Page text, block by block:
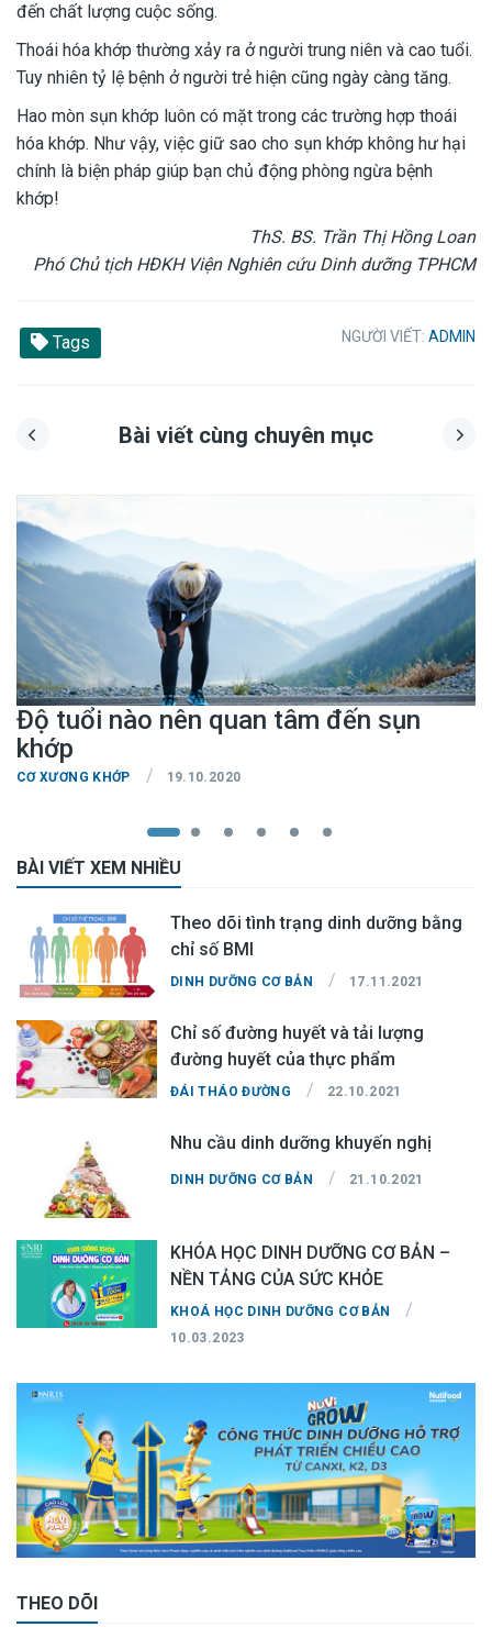
đến chất lượng cuộc sống.
Thoái hóa khớp thường xảy ra ở người trung niên và cao tuổi.
Tuy nhiên tỷ lệ bệnh ở người trẻ hiện cũng ngày càng tăng.
Hao mòn sụn khớp luôn có mặt trong các trường hợp thoái
hóa khớp. Như vậy, việc giữ sao cho sụn khớp không hư hại
chính là biện pháp giúp bạn chủ động phòng ngừa bệnh
khớp!
ThS. BS. Trần Thị Hồng Loan
Phó Chủ tịch HĐKH Viện Nghiên cứu Dinh dưỡng TPHCM
Tags NGƯỜI VIẾT: ADMIN
Bài viết cùng chuyên mục
Độ tuổi nào nên quan tâm đến sụn
khớp
CƠ XƯƠNG KHỚP / 19.10.2020
BÀI VIẾT XEM NHIỀU
Theo dõi tình trạng dinh dưỡng bằng
chỉ số BMI
DINH DƯỠNG CƠ BẢN / 17.11.2021
Chỉ số đường huyết và tải lượng
đường huyết của thực phẩm
ĐÁI THÁO ĐƯỜNG / 22.10.2021
Nhu cầu dinh dưỡng khuyến nghị
DINH DƯỠNG CƠ BẢN / 21.10.2021
KHÓA HỌC DINH DƯỠNG CƠ BẢN –
NỀN TẢNG CỦA SỨC KHỎE
KHOÁ HỌC DINH DƯỠNG CƠ BẢN /
10.03.2023
THEO DÕI